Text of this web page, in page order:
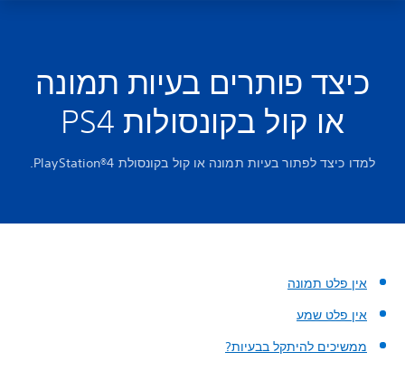
כיצד פותרים בעיות תמונה
או קול בקונסולות PS4
למדו כיצד לפתור בעיות תמונה או קול בקונסולת PlayStation®4‎.
אין פלט תמונה
אין פלט שמע
ממשיכים להיתקל בבעיות?